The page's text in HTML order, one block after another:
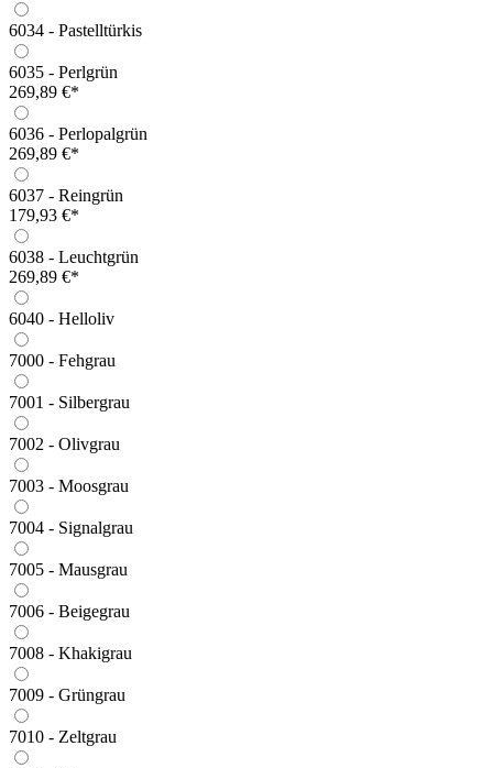
6034 - Pastelltürkis
6035 - Perlgrün
269,89 €*
6036 - Perlopalgrün
269,89 €*
6037 - Reingrün
179,93 €*
6038 - Leuchtgrün
269,89 €*
6040 - Helloliv
7000 - Fehgrau
7001 - Silbergrau
7002 - Olivgrau
7003 - Moosgrau
7004 - Signalgrau
7005 - Mausgrau
7006 - Beigegrau
7008 - Khakigrau
7009 - Grüngrau
7010 - Zeltgrau